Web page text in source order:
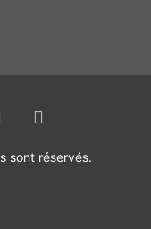
sont réservés.